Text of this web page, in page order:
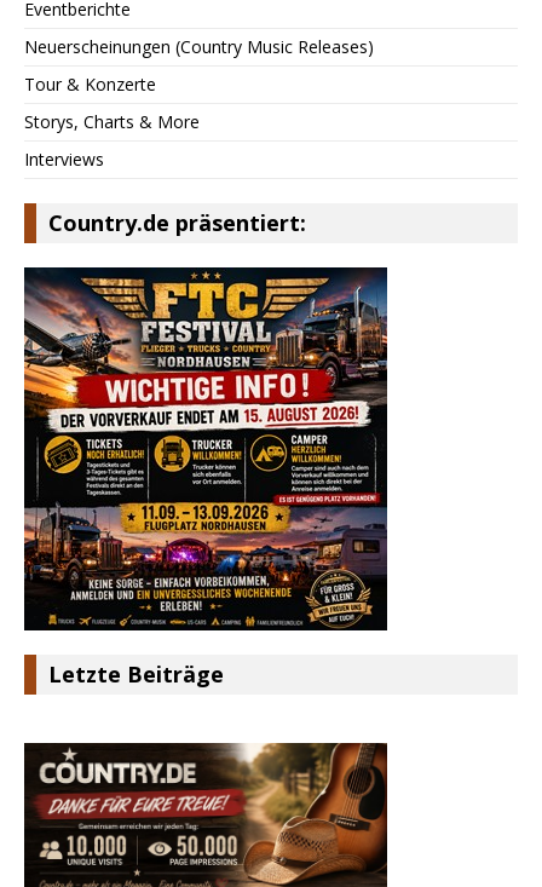
Eventberichte
Neuerscheinungen (Country Music Releases)
Tour & Konzerte
Storys, Charts & More
Interviews
Country.de präsentiert:
Letzte Beiträge